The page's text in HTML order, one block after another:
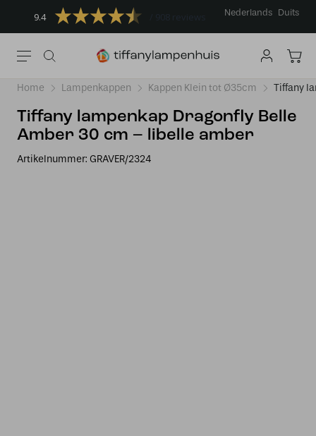
9.4 Nederlands Duits
Home Lampenkappen Kappen Klein tot Ø35cm Tiffany
Tiffany lampenkap Dragonfly Belle
Amber 30 cm – libelle amber
Artikelnummer: GRAVER/2324